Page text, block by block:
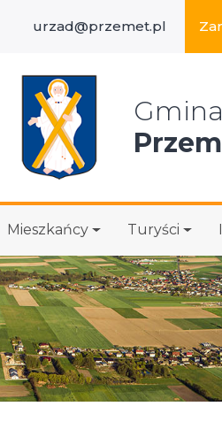
urzad@przemet.pl
Gmina
Mieszkańcy Turyści
Wyszukaj